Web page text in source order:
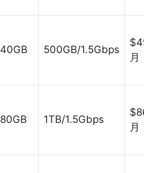
40GB 500GB/1.5Gbps
月
80GB 1TB/1.5Gbps
月